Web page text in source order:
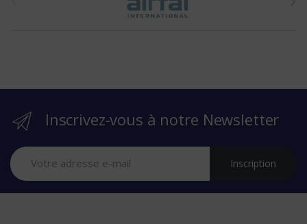
r
Inscrivez-vous à notre Newsletter
Inscription